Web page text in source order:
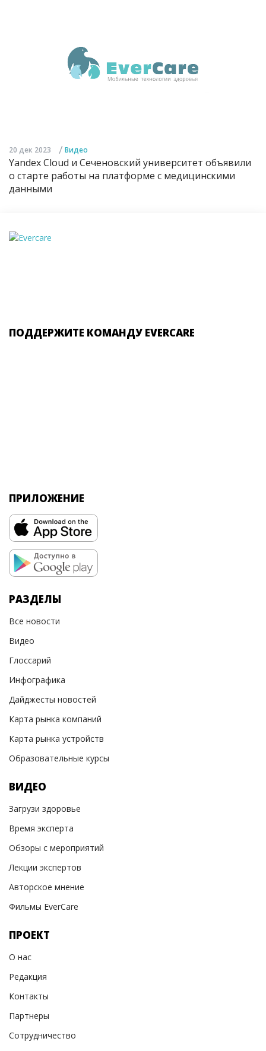
20 дек 2023 / Видео
Yandex Cloud и Сеченовский университет объявили
о старте работы на платформе с медицинскими
данными
ПОДДЕРЖИТЕ КОМАНДУ EVERCARE
ПРИЛОЖЕНИЕ
РАЗДЕЛЫ
Все новости
Видео
Глоссарий
Инфографика
Дайджесты новостей
Карта рынка компаний
Карта рынка устройств
Образовательные курсы
ВИДЕО
Загрузи здоровье
Время эксперта
Обзоры с мероприятий
Лекции экспертов
Авторское мнение
Фильмы EverCare
ПРОЕКТ
О нас
Редакция
Контакты
Партнеры
Сотрудничество